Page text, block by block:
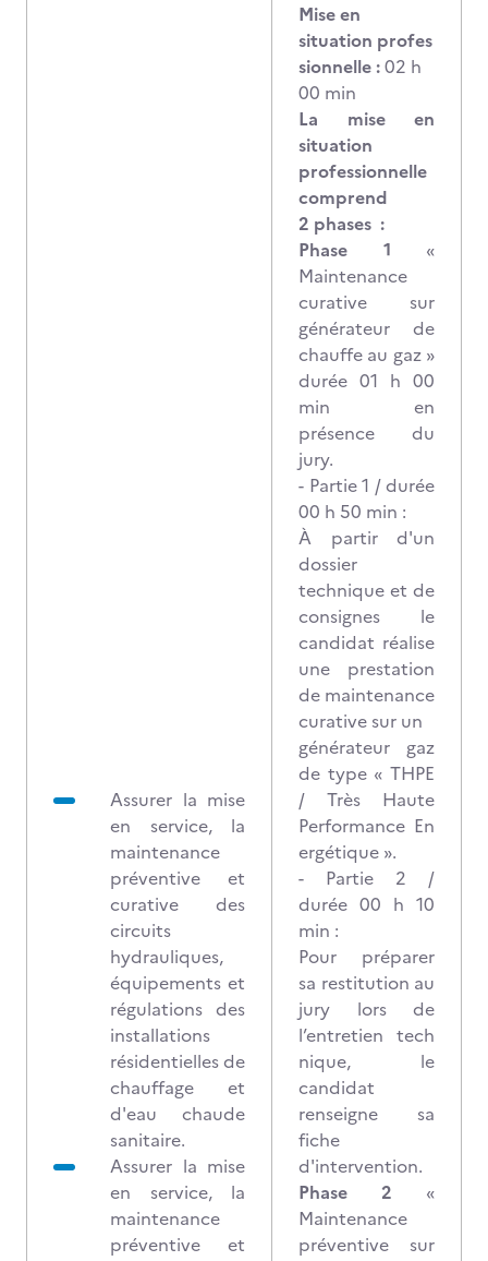
Assurer la mise
en service, la
maintenance
préventive et
curative des
circuits
hydrauliques,
équipements et
régulations des
installations
résidentielles de
chauffage et
d'eau chaude
sanitaire.
Assurer la mise
en service, la
maintenance
préventive et
Mise en
situation profes
sionnelle :02 h
00 min
La mise en
situation
professionnelle
comprend
2 phases :
Phase 1 «
Maintenance
curative sur
générateur de
chauffe au gaz »
durée 01 h 00
min en
présence du
jury.
- Partie 1 / durée
00 h 50 min :
À partir d'un
dossier
technique et de
consignes le
candidat réalise
une prestation
de maintenance
curative sur un
générateur gaz
de type « THPE
/ Très Haute
Performance En
ergétique ».
- Partie 2 /
durée 00 h 10
min :
Pour préparer
sa restitution au
jury lors de
l’entretien tech
nique, le
candidat
renseigne sa
fiche
d'intervention.
Phase 2 «
Maintenance
préventive sur